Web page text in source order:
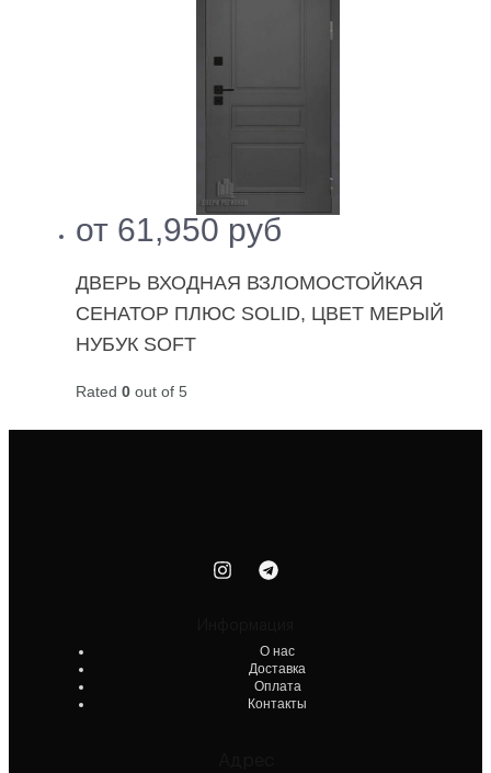
от 61,950 руб
ДВЕРЬ ВХОДНАЯ ВЗЛОМОСТОЙКАЯ
СЕНАТОР ПЛЮС SOLID, ЦВЕТ МЕРЫЙ
НУБУК SOFT
Rated 0 out of 5
О нас
Доставка
Оплата
Контакты